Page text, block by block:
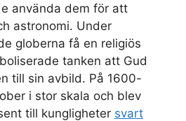
använda dem för att
astronomi. Under
globerna få en religiös
tanken att Gud
till sin avbild. På 1600-
i stor skala och blev
till kungligheter svart